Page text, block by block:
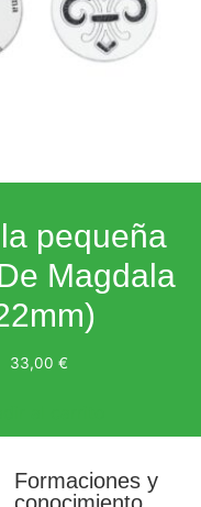
pequeña
Magdala
33,00 €
Formaciones y